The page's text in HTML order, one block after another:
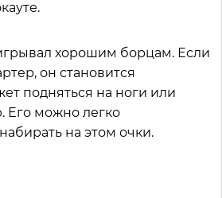
хорошим борцам. Если
он становится
подняться на ноги или
Его можно легко
на этом очки.